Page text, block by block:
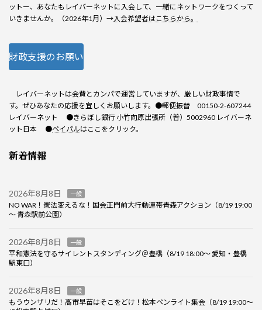
ットー、あなたもレイバーネットに入会して、一緒にネットワークをつくって
いきませんか。（2026年1月）→入会希望者はこちらから。
財政支援のお願い
レイバーネットは会費とカンパで運営していますが、厳しい財政事情で
す。ぜひあなたの応援を宜しくお願いします。●郵便振替 00150-2-607244
レイバーネット ●きらぼし銀行 小竹向原出張所（普）5002960 レイバーネ
ット日本 ●ペイパルはここをクリック。
新着情報
2026年8月8日 一般
NO WAR！憲法変えるな！国会正門前大行動連帯青森アクション（8/19 19:00
～ 青森駅前公園）
2026年8月8日 一般
平和憲法を守るサイレントスタンディング＠豊橋（8/19 18:00～ 愛知・豊橋
駅東口）
2026年8月8日 一般
もうウンザリだ！高市早苗はそこをどけ！松本ペンライト集会（8/19 19:00～